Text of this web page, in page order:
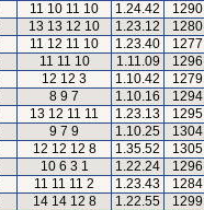
11 10 11 10 1.24.42 1290
13 13 12 10 1.23.12 1280
11 12 11 10 1.23.40 1277
11 11 10 1.11.09 1296
12 12 3 1.10.42 1279
8 9 7 1.10.16 1294
13 12 11 11 1.23.13 1295
9 7 9 1.10.25 1304
12 12 12 8 1.35.52 1305
10 6 3 1 1.22.24 1296
11 11 11 2 1.23.43 1284
14 14 12 8 1.22.55 1299